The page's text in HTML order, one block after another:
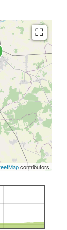
contributors